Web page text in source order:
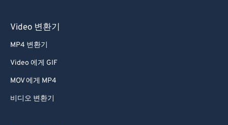
Video 변환기
MP4 변환기
Video 에게 GIF
MOV 에게 MP4
비디오 변환기